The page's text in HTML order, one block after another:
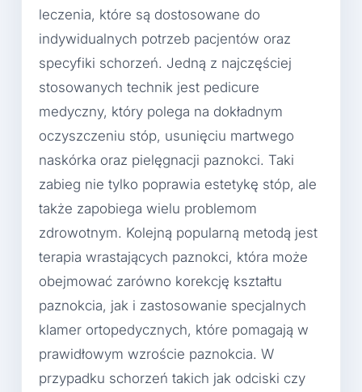
leczenia, które są dostosowane do
indywidualnych potrzeb pacjentów oraz
specyfiki schorzeń. Jedną z najczęściej
stosowanych technik jest pedicure
medyczny, który polega na dokładnym
oczyszczeniu stóp, usunięciu martwego
naskórka oraz pielęgnacji paznokci. Taki
zabieg nie tylko poprawia estetykę stóp, ale
także zapobiega wielu problemom
zdrowotnym. Kolejną popularną metodą jest
terapia wrastających paznokci, która może
obejmować zarówno korekcję kształtu
paznokcia, jak i zastosowanie specjalnych
klamer ortopedycznych, które pomagają w
prawidłowym wzroście paznokcia. W
przypadku schorzeń takich jak odciski czy